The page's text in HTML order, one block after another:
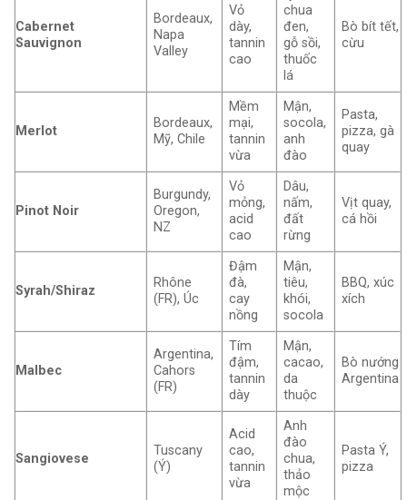
Cabernet
Sauvignon
Bordeaux,
Napa
Valley
Vỏ
dày,
tannin
cao
chua
đen,
gỗ sồi,
thuốc
lá
Bò bít tết,
cừu
Merlot
Bordeaux,
Mỹ, Chile
Mềm
mại,
tannin
vừa
Mận,
socola,
anh
đào
Pasta,
pizza, gà
quay
Pinot Noir
Burgundy,
Oregon,
NZ
Vỏ
mỏng,
acid
cao
Dâu,
nấm,
đất
rừng
Vịt quay,
cá hồi
Syrah/Shiraz
Rhône
(FR), Úc
Đậm
đà,
cay
nồng
Mận,
tiêu,
khói,
socola
BBQ, xúc
xích
Malbec
Argentina,
Cahors
(FR)
Tím
đậm,
tannin
dày
Mận,
cacao,
da
thuộc
Bò nướng
Argentina
Sangiovese
Tuscany
(Ý)
Acid
cao,
tannin
vừa
Anh
đào
chua,
thảo
mộc
Pasta Ý,
pizza